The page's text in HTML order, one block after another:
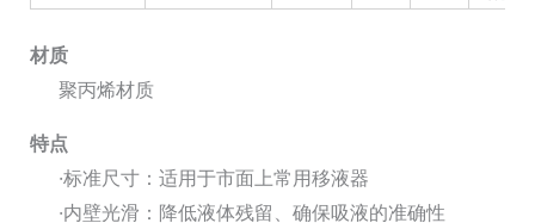
盒
数
材质
聚丙烯材质
特点
·标准尺寸：适用于市面上常用移液器
·内壁光滑：降低液体残留、确保吸液的准确性